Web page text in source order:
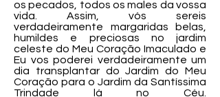
os pecados, todos os males da vossa
vida. Assim, vós sereis
verdadeiramente margaridas belas,
humildes e preciosas no jardim
celeste do Meu Coração Imaculado e
Eu vos poderei verdadeiramente um
dia transplantar do Jardim do Meu
Coração para o Jardim da Santíssima
Trindade lá no Céu.